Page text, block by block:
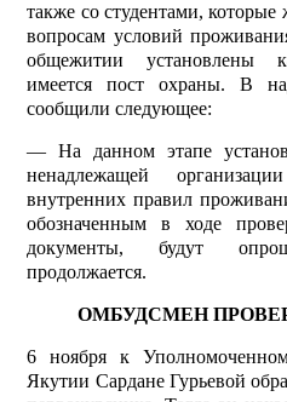
также со студентами,
вопросам условий
общежитии установлены
имеется пост охраны. В
сообщили следующее:
— На данном этапе
ненадлежащей
внутренних правил
обозначенным в ходе
документы, будут
продолжается.
ОМБУДСМЕН
6 ноября к
Якутии Сардане Гурьевой